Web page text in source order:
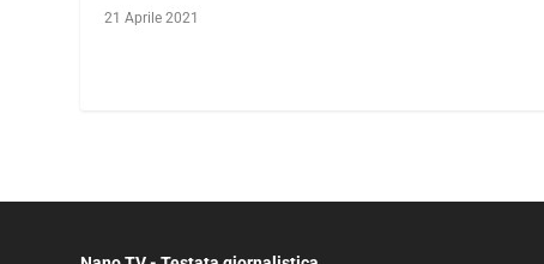
21 Aprile 2021